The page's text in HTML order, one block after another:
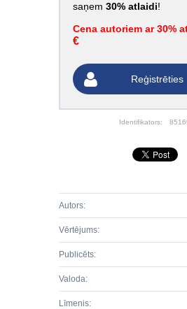
saņem 30% atlaidi!
Cena autoriem ar 30%
€
Reģistrēties
Identifikators:
Autors:
Vērtējums:
Publicēts:
Valoda:
Līmenis: